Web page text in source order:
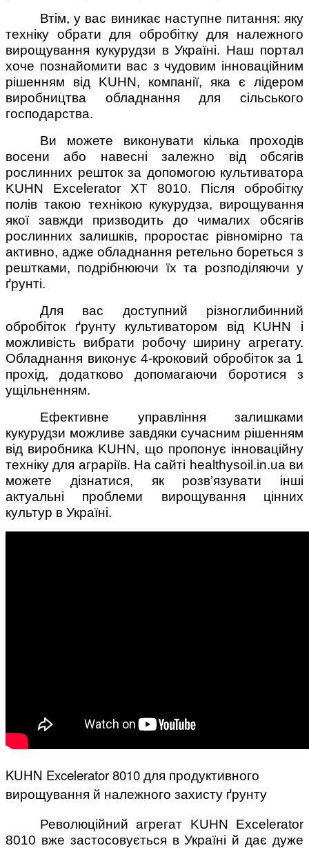
Втім, у вас виникає наступне питання: яку
техніку обрати для обробітку для належного
вирощування кукурудзи в Україні. Наш портал
хоче познайомити вас з чудовим інноваційним
рішенням від KUHN, компанії, яка є лідером
виробництва обладнання для сільського
господарства.
Ви можете виконувати кілька проходів
восени або навесні залежно від обсягів
рослинних решток за допомогою культиватора
KUHN Excelerator XT 8010. Після обробітку
полів такою технікою кукурудза, вирощування
якої завжди призводить до чималих обсягів
рослинних залишків, проростає рівномірно та
активно, адже обладнання ретельно бореться з
рештками, подрібнюючи їх та розподіляючи у
ґрунті.
Для вас доступний різноглибинний
обробіток ґрунту культиватором від KUHN і
можливість вибрати робочу ширину агрегату.
Обладнання виконує 4-кроковий обробіток за 1
прохід, додатково допомагаючи боротися з
ущільненням.
Ефективне управління залишками
кукурудзи можливе завдяки сучасним рішенням
від виробника KUHN, що пропонує інноваційну
техніку для аграріїв. На сайті healthysoil.in.ua ви
можете дізнатися, як розв’язувати інші
актуальні проблеми вирощування цінних
культур в Україні.
KUHN Excelerator 8010 для продуктивного
вирощування й належного захисту ґрунту
Революційний агрегат KUHN Excelerator
8010 вже застосовується в Україні й дає дуже